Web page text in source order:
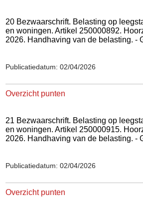
20 Bezwaarschrift. Belasting op
en woningen. Artikel 250000892.
2026. Handhaving van de belasting. -
Publicatiedatum: 02/04/2026
Overzicht punten
21 Bezwaarschrift. Belasting op
en woningen. Artikel 250000915.
2026. Handhaving van de belasting. -
Publicatiedatum: 02/04/2026
Overzicht punten